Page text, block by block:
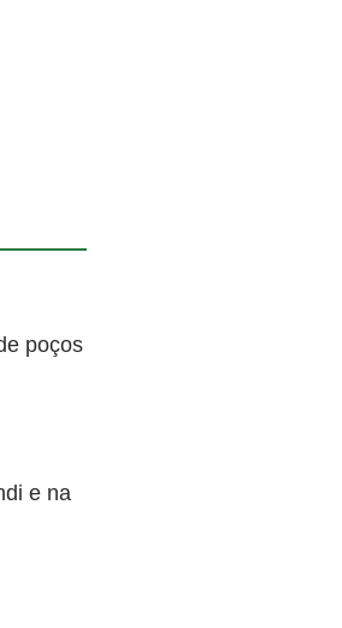
poços
e na